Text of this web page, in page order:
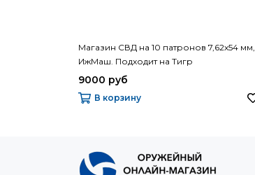
Магазин СВД на 10 патронов 7,62х54 мм,
ИжМаш. Подходит на Тигр
9000 руб
В корзину